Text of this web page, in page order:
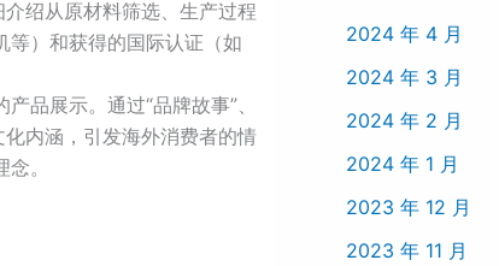
介绍从原材料筛选、生产过程
等）和获得的国际认证（如
品展示。通过“品牌故事”、
内涵，引发海外消费者的情
。
2024 年 4 月
2024 年 3 月
2024 年 2 月
2024 年 1 月
2023 年 12 月
2023 年 11 月